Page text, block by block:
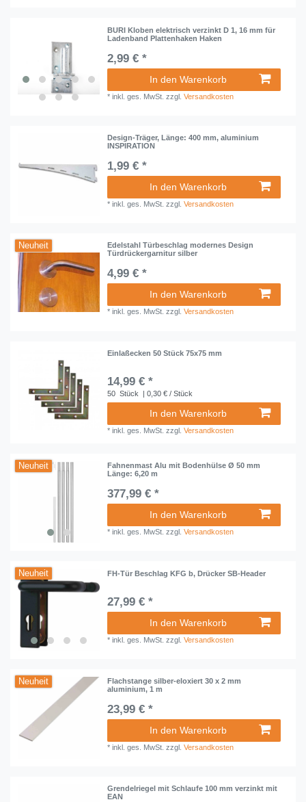
BURI Kloben elektrisch verzinkt D 1, 16 mm für
Ladenband Plattenhaken Haken
2,99 € *
In den Warenkorb
*inkl. ges. MwSt. zzgl.Versandkosten
Design-Träger, Länge: 400 mm, aluminium
INSPIRATION
1,99 € *
In den Warenkorb
*inkl. ges. MwSt. zzgl.Versandkosten
Neuheit
Edelstahl Türbeschlag modernes Design
Türdrückergarnitur silber
4,99 € *
In den Warenkorb
*inkl. ges. MwSt. zzgl.Versandkosten
Einlaßecken 50 Stück 75x75 mm
14,99 € *
50 Stück | 0,30 € / Stück
In den Warenkorb
*inkl. ges. MwSt. zzgl.Versandkosten
Neuheit
Fahnenmast Alu mit Bodenhülse Ø 50 mm
Länge: 6,20 m
377,99 € *
In den Warenkorb
*inkl. ges. MwSt. zzgl.Versandkosten
Neuheit FH-Tür Beschlag KFG b, Drücker SB-Header
27,99 € *
In den Warenkorb
*inkl. ges. MwSt. zzgl.Versandkosten
Neuheit
Flachstange silber-eloxiert 30 x 2 mm
aluminium, 1 m
23,99 € *
In den Warenkorb
*inkl. ges. MwSt. zzgl.Versandkosten
Grendelriegel mit Schlaufe 100 mm verzinkt mit
EAN